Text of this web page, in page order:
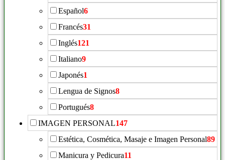
Español6
Francés31
Inglés121
Italiano9
Japonés1
Lengua de Signos8
Portugués8
IMAGEN PERSONAL147
Estética, Cosmética, Masaje e Imagen Personal89
Manicura y Pedicura11